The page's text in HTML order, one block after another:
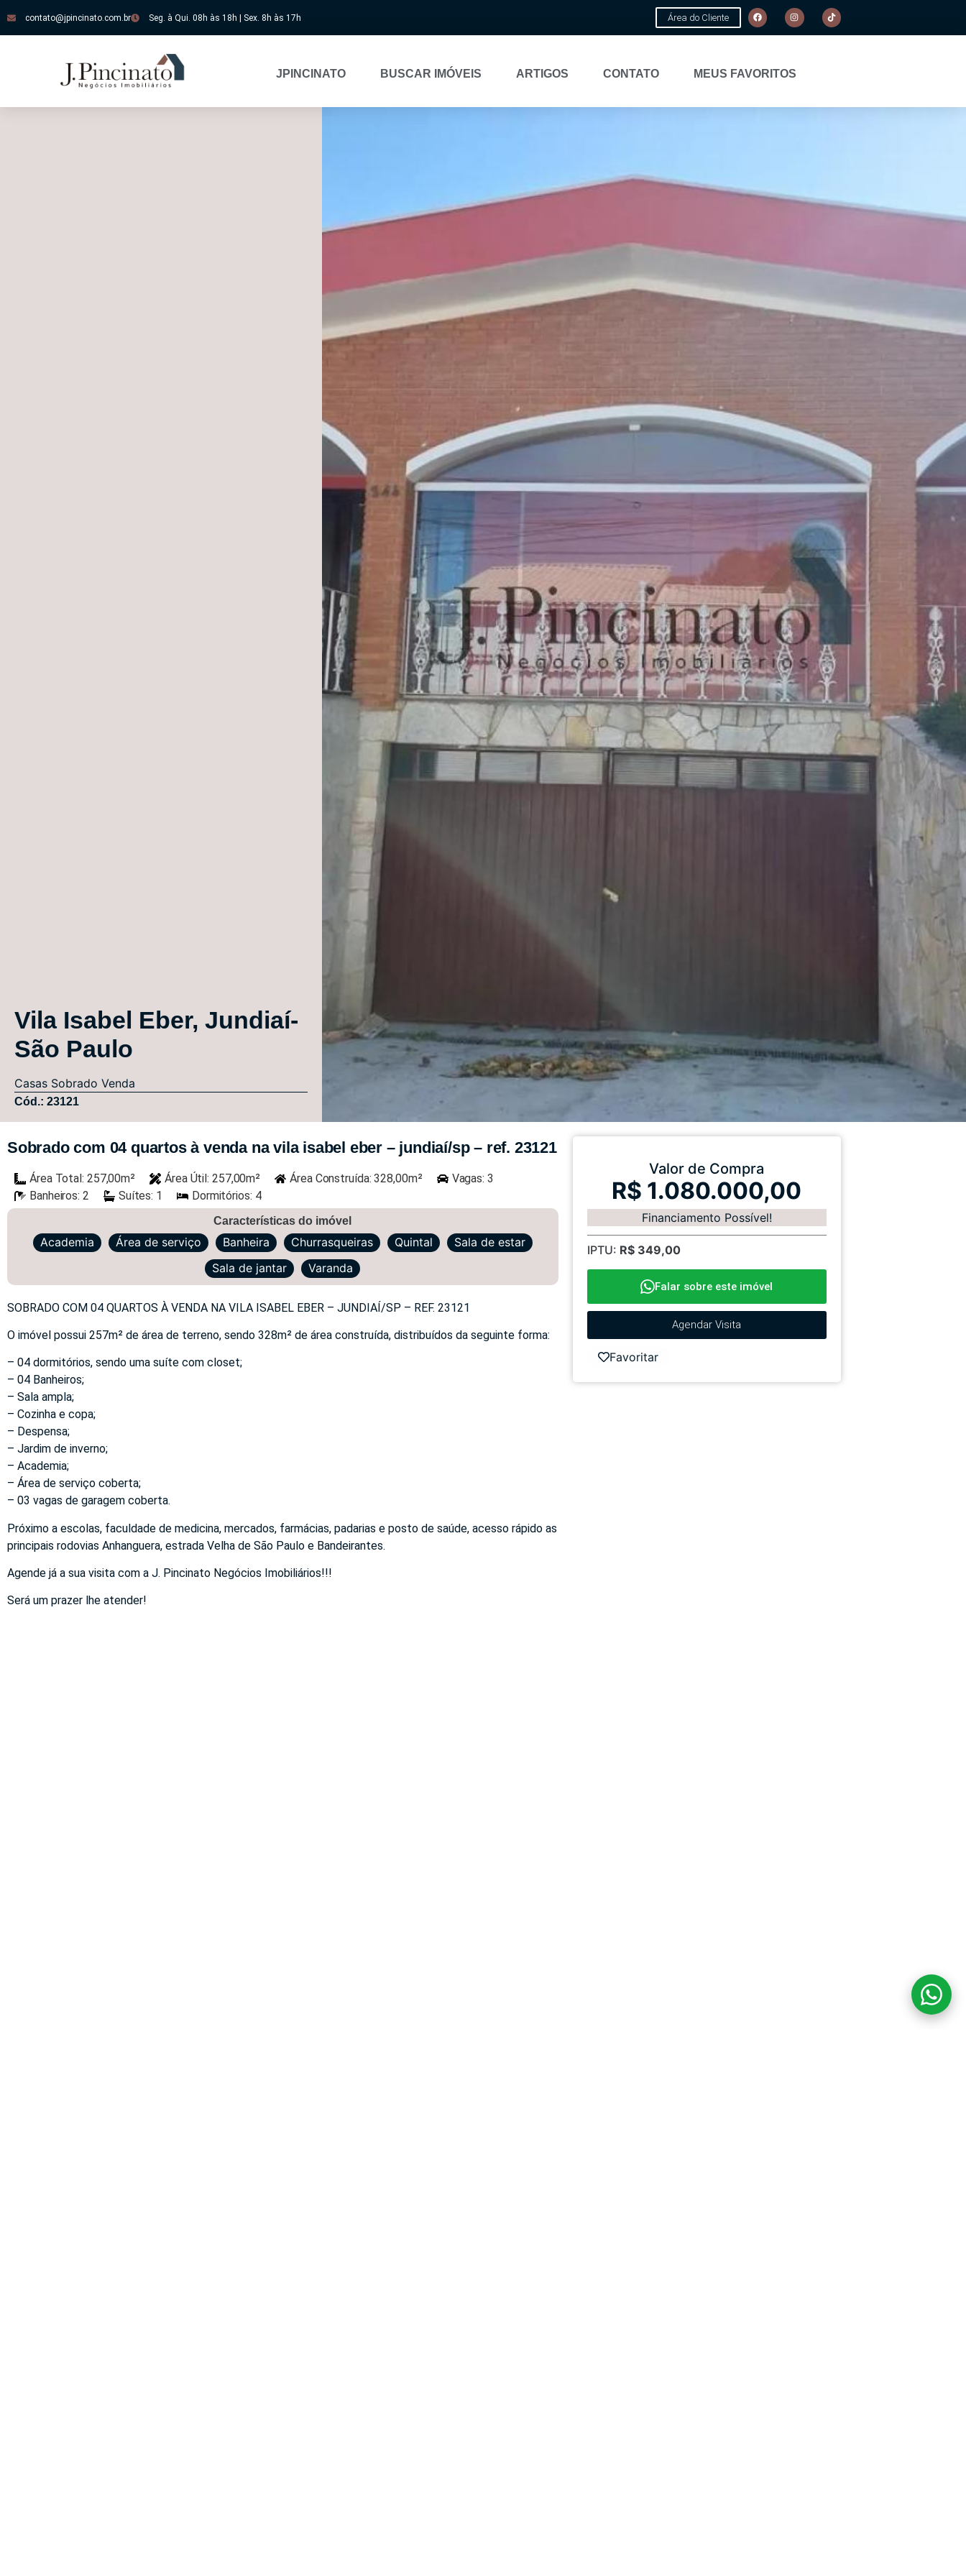
contato@jpincinato.com.br Seg. à Qui. 08h às 18h | Sex. 8h às 17h Área do Cliente
JPINCINATO BUSCAR IMÓVEIS ARTIGOS CONTATO MEUS FAVORITOS
Vila Isabel Eber, Jundiaí-
São Paulo
Casas Sobrado Venda
Cód.: 23121
Sobrado com 04 quartos à venda na vila isabel eber – jundiaí/sp – ref. 23121
Área Total: 257,00m² Área Útil: 257,00m² Área Construída: 328,00m²
Vagas: 3
Banheiros: 2
Suítes: 1 Dormitórios: 4
Características do imóvel
Academia Área de serviço Banheira Churrasqueiras Quintal
Sala de estar
Sala de jantar
Varanda
SOBRADO COM 04 QUARTOS À VENDA NA VILA ISABEL EBER – JUNDIAÍ/SP – REF. 23121
O imóvel possui 257m² de área de terreno, sendo 328m² de área construída, distribuídos da seguinte forma:
– 04 dormitórios, sendo uma suíte com closet;
– 04 Banheiros;
– Sala ampla;
– Cozinha e copa;
– Despensa;
– Jardim de inverno;
– Academia;
– Área de serviço coberta;
– 03 vagas de garagem coberta.
Próximo a escolas, faculdade de medicina, mercados, farmácias, padarias e posto de saúde, acesso rápido as
principais rodovias Anhanguera, estrada Velha de São Paulo e Bandeirantes.
Agende já a sua visita com a J. Pincinato Negócios Imobiliários!!!
Será um prazer lhe atender!
Valor de Compra
R$ 1.080.000,00
Financiamento Possível!
IPTU: R$ 349,00
Falar sobre este imóvel
Agendar Visita
Favoritar